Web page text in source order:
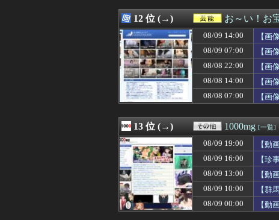
08/09 18:39
【悲報】ワイの元
08/09 18:36
高市早苗「ガキに
08/09 18:35
【画像】芋臭い田
08/09 18:35
【画像】みいちゃ
08/09 18:34
【画像】アメリカ
08/09 18:33
女だけどバイト先
08/09 18:33
例の「琵琶湖三市
08/09 18:33
事務のシングルマ
08/09 18:33
【悲報】高市、国
08/09 18:32
【画像】男の娘で
08/09 18:31
韓国人「レビュー
08/09 18:31
【悲報】日本、円
08/09 18:31
ガンプラって作る
08/09 18:30
◆悲報◆藤枝MyFC
08/09 18:30
靖国神社、コスプ
08/09 18:30
【ウマ娘】オリジ
08/09 18:30
【？？？】渡邊渚
08/09 18:30
【悲報】令和最新
12 位 (→) お～い！お
08/09 14:00
【画
08/09 07:00
【画
08/08 22:00
【画
08/08 14:00
【画
08/08 07:00
【画
13 位 (→) 1000mg [一覧]
08/09 19:00
【動
08/09 16:00
【珍
08/09 13:00
【動
08/09 10:00
【群
08/09 00:00
【動